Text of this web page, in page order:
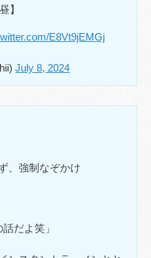
】
E8Vt9jEMGj
July 8, 2024
、強制なぞかけ
だよ笑」